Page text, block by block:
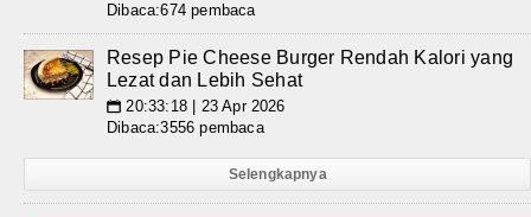
Dibaca:674 pembaca
Resep Pie Cheese Burger Rendah Kalori yang
Lezat dan Lebih Sehat
📅 20:33:18 | 23 Apr 2026
Dibaca:3556 pembaca
Selengkapnya